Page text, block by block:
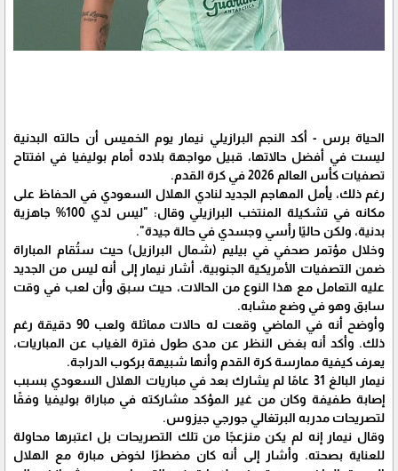
الحياة برس - أكد النجم البرازيلي نيمار يوم الخميس أن حالته البدنية
ليست في أفضل حالاتها، قبيل مواجهة بلاده أمام بوليفيا في افتتاح
تصفيات كأس العالم 2026 في كرة القدم.
رغم ذلك، يأمل المهاجم الجديد لنادي الهلال السعودي في الحفاظ على
مكانه في تشكيلة المنتخب البرازيلي وقال: "ليس لدي 100% جاهزية
بدنية، ولكن حاليًا رأسي وجسدي في حالة جيدة".
وخلال مؤتمر صحفي في بيليم (شمال البرازيل) حيث ستُقام المباراة
ضمن التصفيات الأمريكية الجنوبية، أشار نيمار إلى أنه ليس من الجديد
عليه التعامل مع هذا النوع من الحالات، حيث سبق وأن لعب في وقت
سابق وهو في وضع مشابه.
وأوضح أنه في الماضي وقعت له حالات مماثلة ولعب 90 دقيقة رغم
ذلك. وأكد أنه بغض النظر عن مدى طول فترة الغياب عن المباريات،
يعرف كيفية ممارسة كرة القدم وأنها شبيهة بركوب الدراجة.
نيمار البالغ 31 عامًا لم يشارك بعد في مباريات الهلال السعودي بسبب
إصابة طفيفة وكان من غير المؤكد مشاركته في مباراة بوليفيا وفقًا
لتصريحات مدربه البرتغالي جورجي جيزوس.
وقال نيمار إنه لم يكن منزعجًا من تلك التصريحات بل اعتبرها محاولة
للعناية بصحته. وأشار إلى أنه كان مضطرًا لخوض مبارة مع الهلال